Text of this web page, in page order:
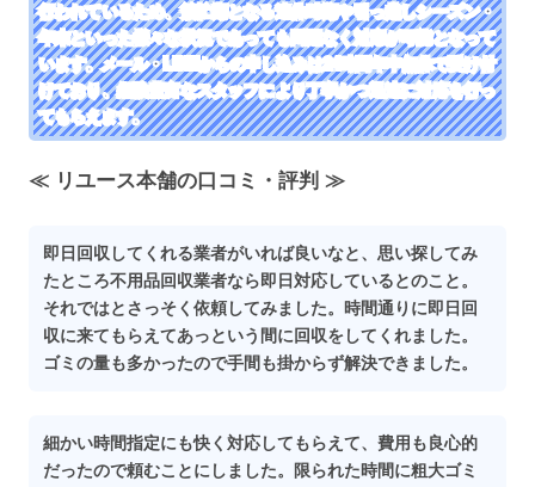
行われているため、繁忙期となる連休時期や引っ越しシーズン・
年末といった様々な状況であっても問題なく対応が可能となって
います。メール・LINEからの申し込みは24時間年中無休で受け付
けており、経験豊富なスタッフにより丁寧かつ迅速に対応を行っ
てもらえます。
≪ リユース本舗の口コミ・評判 ≫
即日回収してくれる業者がいれば良いなと、思い探してみ
たところ不用品回収業者なら即日対応しているとのこと。
それではとさっそく依頼してみました。時間通りに即日回
収に来てもらえてあっという間に回収をしてくれました。
ゴミの量も多かったので手間も掛からず解決できました。
細かい時間指定にも快く対応してもらえて、費用も良心的
だったので頼むことにしました。限られた時間に粗大ゴミ